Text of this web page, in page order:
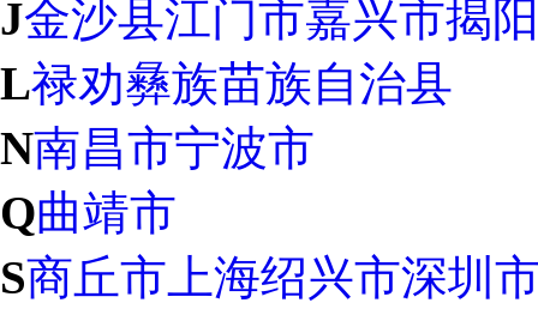
J金沙县江门市嘉兴市揭
L禄劝彝族苗族自治县
N南昌市宁波市
Q曲靖市
S商丘市 上海绍兴市深圳